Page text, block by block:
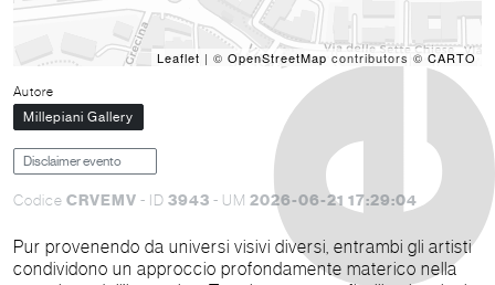
Leaflet | © OpenStreetMap contributors © CARTO
Autore
Millepiani Gallery
Disclaimer evento
Codice CRVEMV - ID 3943 - UM 2026-06-21 17:29:04
Pur provenendo da universi visivi diversi, entrambi gli artisti
condividono un approccio profondamente materico nella